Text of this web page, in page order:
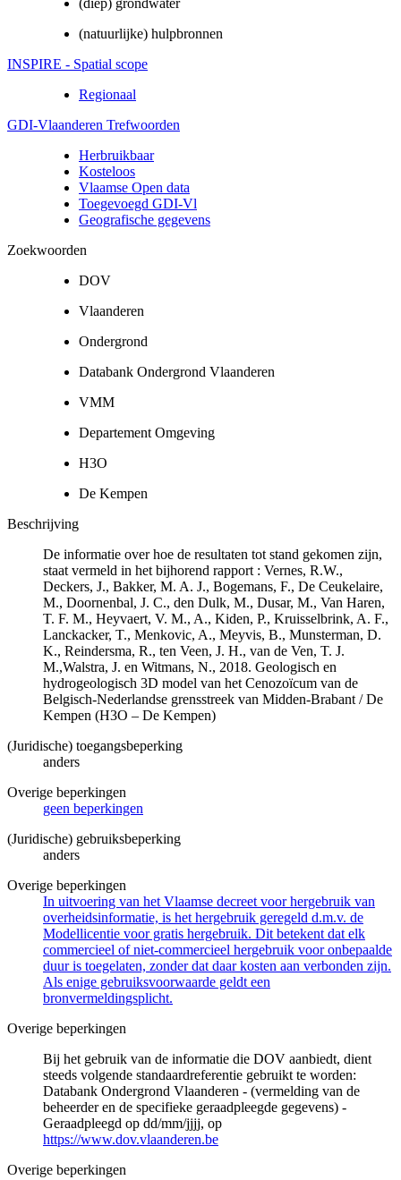
(natuurlijke) hulpbronnen
INSPIRE - Spatial scope
Regionaal
GDI-Vlaanderen Trefwoorden
Herbruikbaar
Kosteloos
Vlaamse Open data
Toegevoegd GDI-Vl
Geografische gegevens
Zoekwoorden
DOV
Vlaanderen
Ondergrond
Databank Ondergrond Vlaanderen
VMM
Departement Omgeving
H3O
De Kempen
Beschrijving
De informatie over hoe de resultaten tot stand gekomen zijn,
staat vermeld in het bijhorend rapport : Vernes, R.W.,
Deckers, J., Bakker, M. A. J., Bogemans, F., De Ceukelaire,
M., Doornenbal, J. C., den Dulk, M., Dusar, M., Van Haren,
T. F. M., Heyvaert, V. M., A., Kiden, P., Kruisselbrink, A. F.,
Lanckacker, T., Menkovic, A., Meyvis, B., Munsterman, D.
K., Reindersma, R., ten Veen, J. H., van de Ven, T. J.
M.,Walstra, J. en Witmans, N., 2018. Geologisch en
hydrogeologisch 3D model van het Cenozoïcum van de
Belgisch-Nederlandse grensstreek van Midden-Brabant / De
Kempen (H3O – De Kempen)
(Juridische) toegangsbeperking
anders
Overige beperkingen
geen beperkingen
(Juridische) gebruiksbeperking
anders
Overige beperkingen
In uitvoering van het Vlaamse decreet voor hergebruik van
overheidsinformatie, is het hergebruik geregeld d.m.v. de
Modellicentie voor gratis hergebruik. Dit betekent dat elk
commercieel of niet-commercieel hergebruik voor onbepaalde
duur is toegelaten, zonder dat daar kosten aan verbonden zijn.
Als enige gebruiksvoorwaarde geldt een
bronvermeldingsplicht.
Overige beperkingen
Bij het gebruik van de informatie die DOV aanbiedt, dient
steeds volgende standaardreferentie gebruikt te worden:
Databank Ondergrond Vlaanderen - (vermelding van de
beheerder en de specifieke geraadpleegde gegevens) -
Geraadpleegd op dd/mm/jjjj, op
https://www.dov.vlaanderen.be
Overige beperkingen